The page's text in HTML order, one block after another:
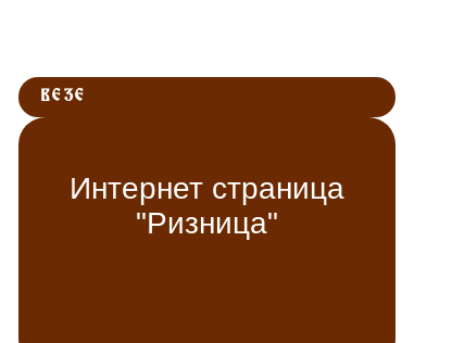
ВЕЗЕ
Интернет страница
"Ризница"